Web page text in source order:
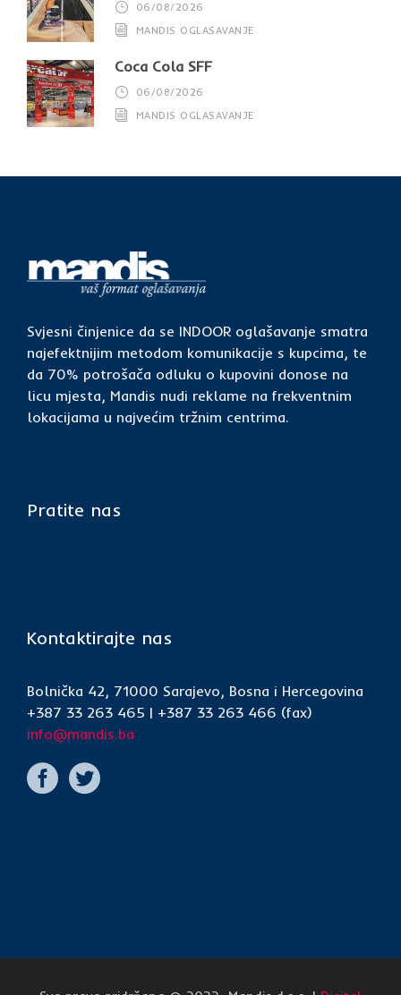
06/08/2026
MANDIS OGLASAVANJE
Coca Cola SFF
06/08/2026
MANDIS OGLASAVANJE
Svjesni činjenice da se INDOOR oglašavanje smatra
najefektnijim metodom komunikacije s kupcima, te
da 70% potrošača odluku o kupovini donose na
licu mjesta, Mandis nudi reklame na frekventnim
lokacijama u najvećim tržnim centrima.
Pratite nas
Kontaktirajte nas
Bolnička 42, 71000 Sarajevo, Bosna i Hercegovina
+387 33 263 465 | +387 33 263 466 (fax)
info@mandis.ba